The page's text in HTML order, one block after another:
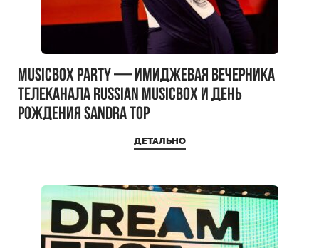
MUSICBOX PARTY — имиджевая вечерника
телеканала RUSSIAN MUSICBOX и день
рождения Sandra Top
ДЕТАЛЬНО